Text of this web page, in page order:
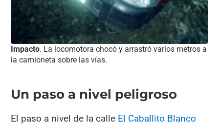
Impacto. La locomotora chocó y arrastró varios metros a
la camioneta sobre las vías.
Un paso a nivel peligroso
El paso a nivel de la calle El Caballito Blanco